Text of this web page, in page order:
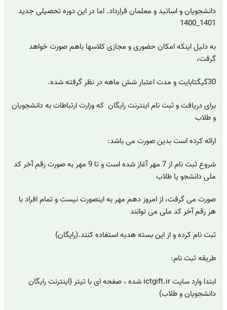
دانشجویان و اساتید و معلمان قرارداد. اما در این دوره تحصیلی جدید
1401_1400
به دلیل اینکه امکان حضوری و مجازی کلاسها باهم صورت خواهد
گرفت،
30گیگتابایت و مدت اعتبار شش ماهه در نظر گرفته شده.
برای دریافت و ثبت نام اینترنت رایگان که وزارت ارتباطات به دانشجویان
و طلاب
ارائه کرده است بدین صورت می باشد:
شروع ثبت نام از 7 مهر آغاز شده است و تا 9 مهر به صورت رقم آخر کد
ملی دانشجو یا طلاب
صورت می گرفت، از امروز دهم مهر به اینصورت نیست و تمام افراد با
هر رقم آخر کد ملی می توانند
ثبت نام کرده و از این بسته هدیه استفاده کنند.(رایگان)
طریقه ثبت نام:
ابتدا وارد سایت ictgift.ir شده ، صفحه ای با تیتر (اینترنت رایگان
دانشجویان و طلاب)